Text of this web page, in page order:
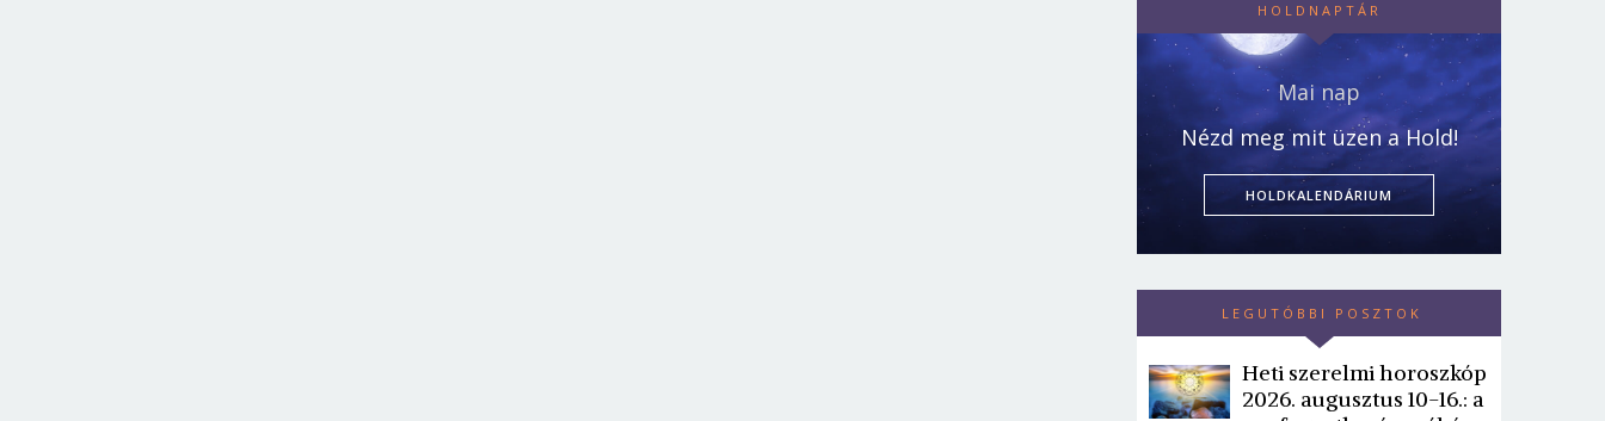
HOLDNAPTÁR
Mai nap
Nézd meg mit üzen a Hold!
HOLDKALENDÁRIUM
LEGUTÓBBI POSZTOK
Heti szerelmi horoszkóp
2026. augusztus 10-16.: a